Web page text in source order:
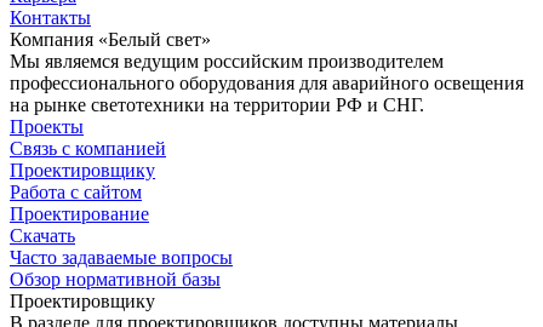
Контакты
Компания «Белый свет»
Мы являемся ведущим российским производителем
профессионального оборудования для аварийного освещения
на рынке светотехники на территории РФ и СНГ.
Проекты
Связь с компанией
Проектировщику
Работа с сайтом
Проектирование
Скачать
Часто задаваемые вопросы
Обзор нормативной базы
Проектировщику
В разделе для проектировщиков доступны материалы